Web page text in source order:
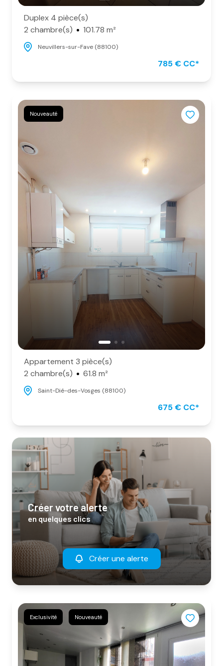
Duplex 4 pièce(s)
2 chambre(s)
101.78 m²
Neuvillers-sur-Fave (88100)
785 € CC*
Nouveauté
Appartement 3 pièce(s)
2 chambre(s)
61.8 m²
Saint-Dié-des-Vosges (88100)
675 € CC*
créer votre alerte
en quelques clics
Créer une alerte
Exclusivité Nouveauté